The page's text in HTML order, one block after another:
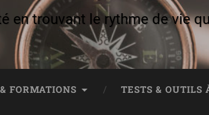
en trouvant le rythme de vie
FORMATIONS TESTS & OUTILS